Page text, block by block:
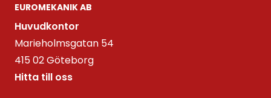
EUROMEKANIK AB
Huvudkontor
Marieholmsgatan 54
415 02 Göteborg
Hitta till oss